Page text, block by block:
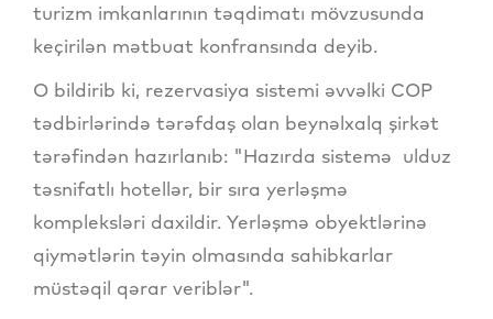
turizm imkanlarının təqdimatı mövzusunda
keçirilən mətbuat konfransında deyib.
O bildirib ki, rezervasiya sistemi əvvəlki COP
tədbirlərində tərəfdaş olan beynəlxalq şirkət
tərəfindən hazırlanıb: "Hazırda sistemə ulduz
təsnifatlı hotellər, bir sıra yerləşmə
kompleksləri daxildir. Yerləşmə obyektlərinə
qiymətlərin təyin olmasında sahibkarlar
müstəqil qərar veriblər".